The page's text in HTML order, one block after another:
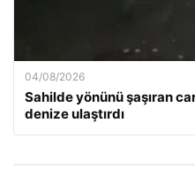
04/08/2026
Sahilde yönünü şaşıran
denize ulaştırdı